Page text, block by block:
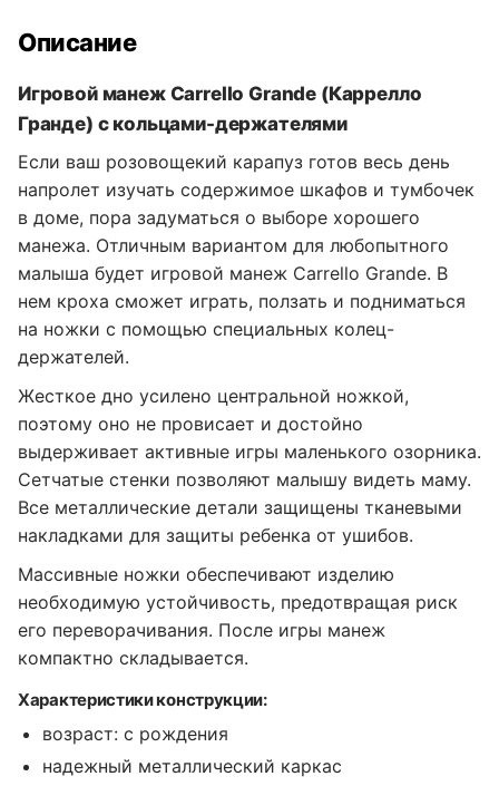
Описание
Игровой манеж Carrello Grande (Каррелло
Гранде) с кольцами-держателями
Если ваш розовощекий карапуз готов весь день
напролет изучать содержимое шкафов и тумбочек
в доме, пора задуматься о выборе хорошего
манежа. Отличным вариантом для любопытного
малыша будет игровой манеж Carrello Grande. В
нем кроха сможет играть, ползать и подниматься
на ножки с помощью специальных колец-
держателей.
Жесткое дно усилено центральной ножкой,
поэтому оно не провисает и достойно
выдерживает активные игры маленького озорника.
Сетчатые стенки позволяют малышу видеть маму.
Все металлические детали защищены тканевыми
накладками для защиты ребенка от ушибов.
Массивные ножки обеспечивают изделию
необходимую устойчивость, предотвращая риск
его переворачивания. После игры манеж
компактно складывается.
Характеристики конструкции:
возраст: с рождения
надежный металлический каркас